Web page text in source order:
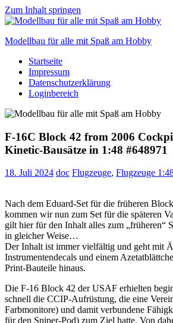
Zum Inhalt springen
Modellbau für alle mit Spaß am Hobby
Scale
modelling
to
Startseite
Impressum
Datenschutzerklärung
Loginbereich
F-16C Block 42 from 2006
Kinetic-Bausätze in 1:48 #648971
18. Juli 2024 doc Flugzeuge, Flugzeuge
Nach dem Eduard-Set für die früheren
kommen wir nun zum Set für die späteren
gilt hier für den Inhalt alles zum „früheren“
in gleicher Weise…
Der Inhalt ist immer vielfältig und geht mit
Instrumentendecals und einem
Print-Bauteile hinaus.
Die F-16 Block 42 der USAF erhielten
schnell die CCIP-Aufrüstung, die eine
Farbmonitore) und damit verbundene
für den Sniper-Pod) zum Ziel hatte. Von